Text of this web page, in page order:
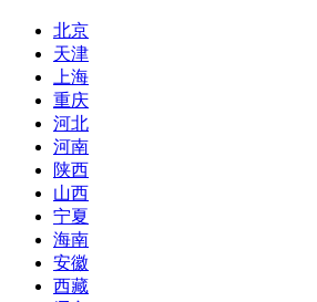
北京
天津
上海
重庆
河北
河南
陕西
山西
宁夏
海南
安徽
西藏